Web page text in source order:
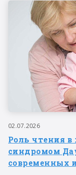
02.07.2026
Роль чтения
синдромом
современных